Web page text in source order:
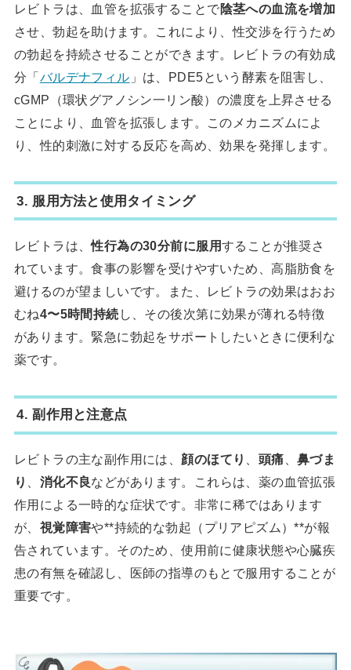
レビトラは、血管を拡張することで陰茎への血流を増加
させ、勃起を助けます。これにより、性交渉を行うため
の勃起を持続させることができます。レビトラの有効成
分「バルデナフィル 」は、PDE5という酵素を阻害し、
cGMP（環状グアノシン一リン酸）の濃度を上昇させる
ことにより、血管を拡張します。このメカニズムによ
り、性的刺激に対する反応を高め、効果を発揮します。
3. 服用方法と使用タイミング
レビトラは、性行為の30分前に服用することが推奨さ
れています。食事の影響を受けやすいため、高脂肪食を
避けるのが望ましいです。また、レビトラの効果はおお
むね4〜5時間持続 し、その後次第に効果が薄れる特徴
があります。緊急に勃起をサポートしたいときに便利な
薬です。
4. 副作用と注意点
レビトラの主な副作用には、 顔のほてり 頭痛
鼻づま
り
消化不良などがあります。これらは、薬の血管拡張
作用による一時的な症状です。非常に稀ではあります
が、 視覚障害や**持続的な勃起（プリアピズム）**が報
告されています。そのため、使用前に健康状態や心臓疾
患の有無を確認し、医師の指導のもとで服用することが
重要です。